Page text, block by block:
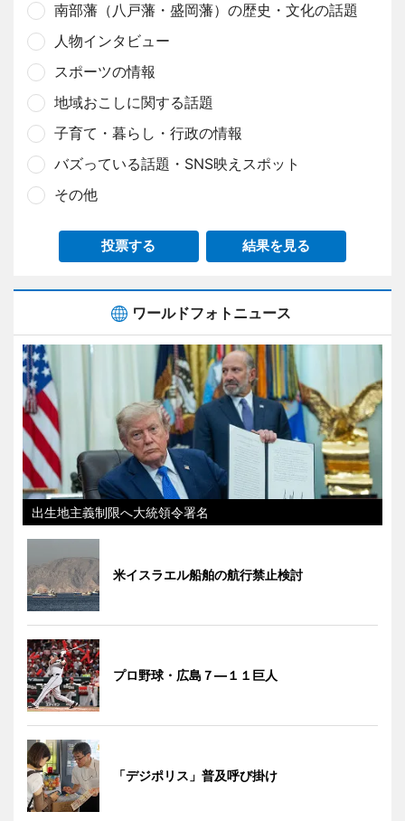
南部藩（八戸藩・盛岡藩）の歴史・文化の話題
人物インタビュー
スポーツの情報
地域おこしに関する話題
子育て・暮らし・行政の情報
バズっている話題・SNS映えスポット
その他
投票する 結果を見る
ワールドフォトニュース
出生地主義制限へ大統領令署名
米イスラエル船舶の航行禁止検討
プロ野球・広島７―１１巨人
「デジポリス」普及呼び掛け